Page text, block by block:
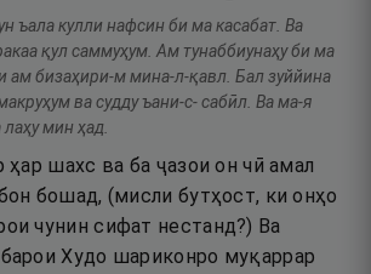
ъала кулли нафсин би ма касабат. Ва
қул саммуҳум. Ам тунаббиунаҳу би ма
ам бизаҳири-м мина-л-қавл. Бал зуййина
ва судду ъани-с- сабӣл. Ва ма-я
мин ҳад.
ҳар шахс ва ба ҷазои он чӣ амал
бошад, (мисли бутҳост, ки онҳо
чунин сифат нестанд?) Ва
Худо шариконро муқаррар